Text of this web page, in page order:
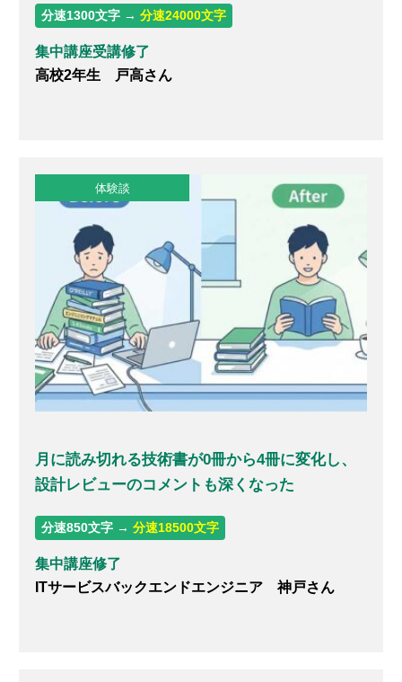
分速1300文字 →分速24000文字
集中講座受講修了
高校2年生 戸高さん
体験談
月に読み切れる技術書が0冊から4冊に変化し、
設計レビューのコメントも深くなった
分速850文字 →分速18500文字
集中講座修了
ITサービスバックエンドエンジニア 神戸さん